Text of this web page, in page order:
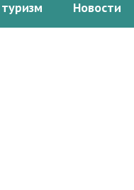
Новости